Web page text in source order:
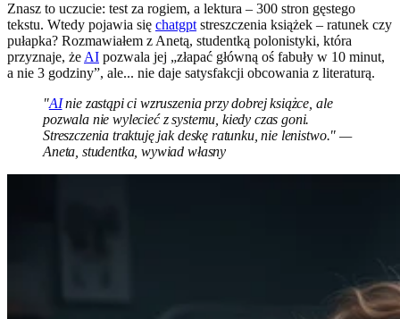
Znasz to uczucie: test za rogiem, a lektura – 300 stron gęstego
tekstu. Wtedy pojawia się chatgpt streszczenia książek – ratunek czy
pułapka? Rozmawiałem z Anetą, studentką polonistyki, która
przyznaje, że AI pozwala jej „złapać główną oś fabuły w 10 minut,
a nie 3 godziny”, ale... nie daje satysfakcji obcowania z literaturą.
"AInie zastąpi ci wzruszenia przy dobrej książce, ale
pozwala nie wylecieć z systemu, kiedy czas goni.
Streszczenia traktuję jak deskę ratunku, nie lenistwo." —
Aneta, studentka, wywiad własny